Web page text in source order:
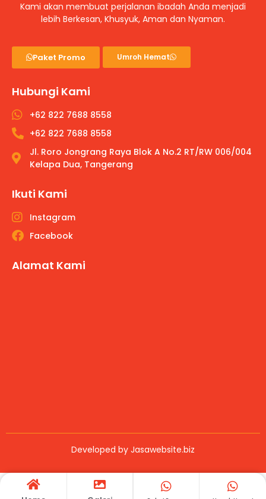
Kami akan membuat perjalanan ibadah Anda menjadi
lebih Berkesan, Khusyuk, Aman dan Nyaman.
Paket Promo Umroh Hemat
Hubungi Kami
+62 822 7688 8558
+62 822 7688 8558
Jl. Roro Jongrang Raya Blok A No.2 RT/RW 006/004
Kelapa Dua, Tangerang
Ikuti Kami
Instagram
Facebook
Alamat Kami
Developed by Jasawebsite.biz